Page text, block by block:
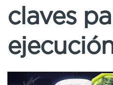
Sport Session Planner
Cursos especializados
Clubes
Ligas y federaciones
Regístrate
Centro de aprendizaje
Sport Session Planner
Contáctanos
LANGUAGE
claves